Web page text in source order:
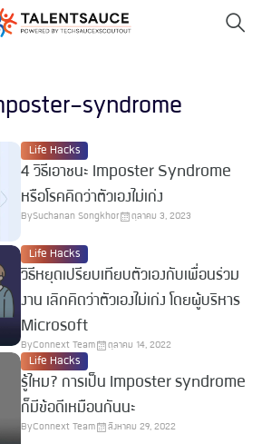
syndrome
Life Hacks
4 วิธีเอาชนะ Imposter Syndrome
หรือโรคคิดว่าตัวเองไม่เก่ง
BySuchanan Songkhor ตุลาคม 3, 2023
Life Hacks
วิธีหยุดเปรียบเทียบตัวเองกับเพื่อนร่วม
งาน เลิกคิดว่าตัวเองไม่เก่ง โดยผู้บริหาร
Microsoft
ByConnext Team ตุลาคม 14, 2022
Life Hacks
รู้ไหม? การเป็น Imposter syndrome
ก็มีข้อดีเหมือนกันนะ
ByConnext Team สิงหาคม 29, 2022